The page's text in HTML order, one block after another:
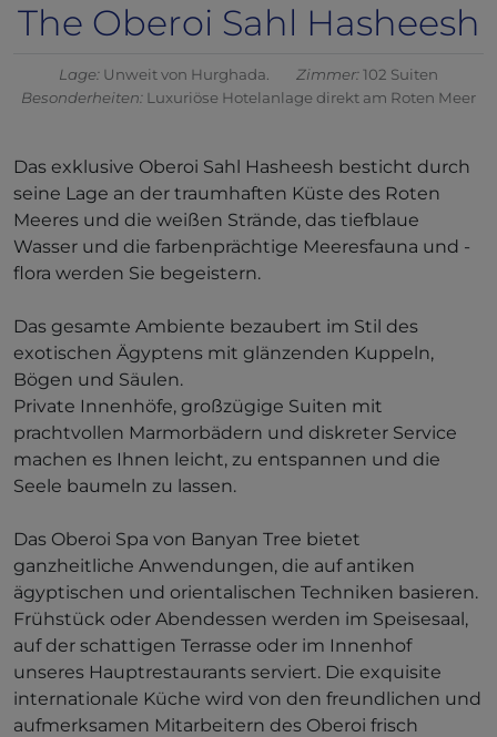
The Oberoi Sahl Hasheesh
Lage: Unweit von Hurghada. Zimmer:102 Suiten
Besonderheiten: Luxuriöse Hotelanlage direkt am Roten Meer
Das exklusive Oberoi Sahl Hasheesh besticht durch
seine Lage an der traumhaften Küste des Roten
Meeres und die weißen Strände, das tiefblaue
Wasser und die farbenprächtige Meeresfauna und -
flora werden Sie begeistern.
Das gesamte Ambiente bezaubert im Stil des
exotischen Ägyptens mit glänzenden Kuppeln,
Bögen und Säulen.
Private Innenhöfe, großzügige Suiten mit
prachtvollen Marmorbädern und diskreter Service
machen es Ihnen leicht, zu entspannen und die
Seele baumeln zu lassen.
Das Oberoi Spa von Banyan Tree bietet
ganzheitliche Anwendungen, die auf antiken
ägyptischen und orientalischen Techniken basieren.
Frühstück oder Abendessen werden im Speisesaal,
auf der schattigen Terrasse oder im Innenhof
unseres Hauptrestaurants serviert. Die exquisite
internationale Küche wird von den freundlichen und
aufmerksamen Mitarbeitern des Oberoi frisch